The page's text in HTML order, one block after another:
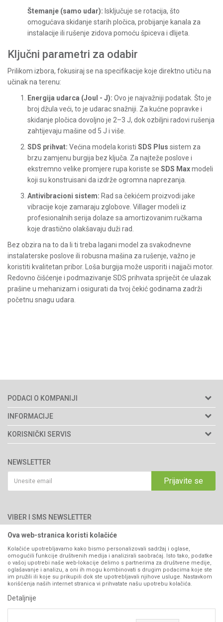
Štemanje (samo udar): Isključuje se rotacija, što
omogućava skidanje starih pločica, probijanje kanala za
instalacije ili rušenje zidova pomoću špiceva i dlijeta.
Ključni parametri za odabir
Prilikom izbora, fokusiraj se na specifikacije koje direktno utiču na
učinak na terenu:
Energija udarca (Joul - J): Ovo je najvažniji podatak. Što je
broj džula veći, to je udarac snažniji. Za kućne popravke i
skidanje pločica dovoljno je 2–3 J, dok ozbiljni radovi rušenja
zahtijevaju mašine od 5 J i više.
SDS prihvat: Većina modela koristi SDS Plus sistem za
brzu zamjenu burgija bez ključa. Za najteže poslove i
ekstremno velike promjere rupa koriste se SDS Maxmodeli
koji su konstruisani da izdrže ogromna naprezanja.
Antivibracioni sistem: Rad sa čekićem proizvodi jake
vibracije koje zamaraju zglobove. Villager modeli iz
profesionalnih serija dolaze sa amortizovanim ručkama
koje drastično olakšavaju duži rad.
Bez obzira na to da li ti treba lagani model za svakodnevne
instalaterske poslove ili robusna mašina za rušenje, važno je
koristiti kvalitetan pribor. Loša burgija može usporiti i najjači motor.
Redovno čišćenje i podmazivanje SDS prihvata spriječit će ulazak
prašine u mehanizam i osigurati da tvoj čekić godinama zadrži
početnu snagu udara.
PODACI O KOMPANIJI
Agromarket d.o.o.
Matični broj: 11003826
76300 Bijeljina
066/44-99-00
INFORMACIJE
O nama
Brendovi
Katalozi
Saradnja
Kontakt
KORISNIČKI SERVIS
Politika privatnosti
Kako kupiti
Isporuka
Pravo na odustajanje
Reklamacije
Povraćaj sredstava
Zamjena artikala
Plaćanje karticama
NEWSLETTER
Prijavite se
VIBER I SMS NEWSLETTER
PRATITE NAS
Ova web-stranica koristi kolačiće
Kolačiće upotrebljavamo kako bismo personalizovali sadržaj i oglase,
omogućili funkcije društvenih medija i analizirali saobraćaj. Isto tako, podatke
o vašoj upotrebi naše web-lokacije delimo s partnerima za društvene medije,
oglašavanje i analizu, a oni ih mogu kombinovati s drugim podacima koje ste
im pružili ili koje su prikupili dok ste upotrebljavali njihove usluge. Nastavkom
korišćenja naših internet stranica vi prihvatate našu upotrebu kolačića.
Detaljnije